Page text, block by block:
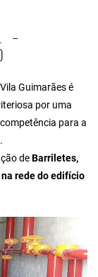
-
Guimarães é
por uma
para a
deBarriletes,
na rede do edifício